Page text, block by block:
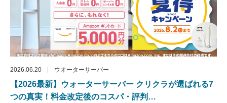
2026.06.20 ウオーターサーバー
【2026最新】ウォーターサーバー クリクラが選ばれる7
つの真実！料金改定後のコスパ・評判…